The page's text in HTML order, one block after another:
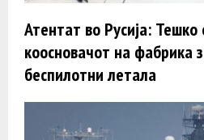
Атентат во Русија: Тешко
коосновачот на фабрика
беспилотни летала